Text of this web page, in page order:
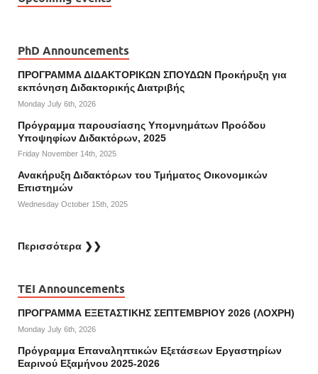
PhD Announcements
ΠΡΟΓΡΑΜΜΑ ΔΙΔΑΚΤΟΡΙΚΩΝ ΣΠΟΥΔΩΝ Προκήρυξη για
εκπόνηση Διδακτορικής Διατριβής
Monday July 6th, 2026
Πρόγραμμα παρουσίασης Υπομνημάτων Προόδου
Υποψηφίων Διδακτόρων, 2025
Friday November 14th, 2025
Ανακήρυξη Διδακτόρων του Τμήματος Οικονομικών
Επιστημών
Wednesday October 15th, 2025
Περισσότερα ❯❯
TEI Announcements
ΠΡΟΓΡΑΜΜΑ ΕΞΕΤΑΣΤΙΚΗΣ ΣΕΠΤΕΜΒΡΙΟΥ 2026 (ΛΟΧΡΗ)
Monday July 6th, 2026
Πρόγραμμα Επαναληπτικών Εξετάσεων Εργαστηρίων
Εαρινού Εξαμήνου 2025-2026